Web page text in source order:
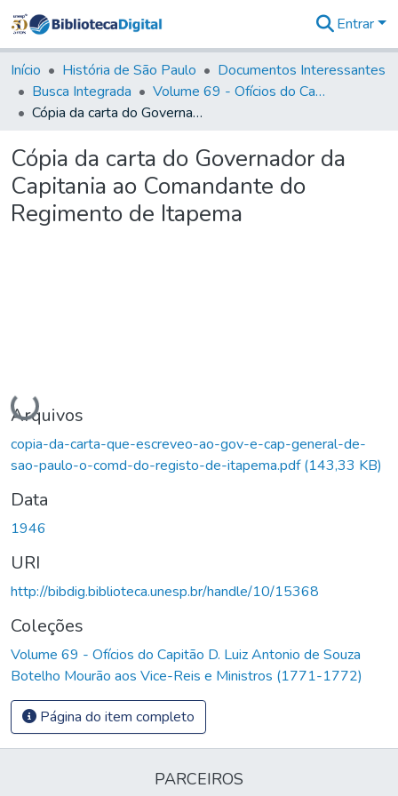
&
Coleções
Tudo na
Biblioteca
Estatísticas
Entrar
Início História de São Paulo
Documentos Interessantes
Busca Integrada
Volume 69 - Ofícios do Capitão D. Luiz Antonio de Souza Botelho Mourão aos Vice-Reis e Ministros (1771-1772)
Cópia da carta do Governador da Capitania ao Comandante do Regimento de Itapema
Cópia da carta do Governador da
Capitania ao Comandante do
Regimento de Itapema
Carregando...
Arquivos
copia-da-carta-que-escreveo-ao-gov-e-cap-general-de-
sao-paulo-o-comd-do-registo-de-itapema.pdf(143,33 KB)
Data
1946
URI
http://bibdig.biblioteca.unesp.br/handle/10/15368
Coleções
Volume 69 - Ofícios do Capitão D. Luiz Antonio de Souza
Botelho Mourão aos Vice-Reis e Ministros (1771-1772)
Página do item completo
PARCEIROS